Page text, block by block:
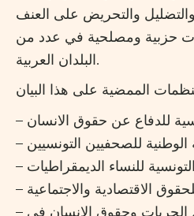
والتحريض على العنف
حزبية ومصلحية في عدد من
البلدان العربية.
للدفاع عن حقوق الانسان
الوطنية للصحفيين التونسيين
التونسية للنساء الديمقراطيات
الاقتصادية والاجتماعية
– اللجنة من أجل احترام الحريات وحقوق الانسان في